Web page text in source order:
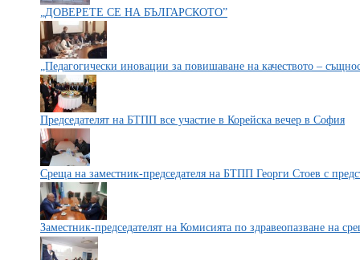
„ДОВЕРЕТЕ СЕ НА БЪЛГАРСКОТО”
„Педагогически иновации за повишаване на качеството –
Председателят на БТПП все участие в Корейска вечер в София
Среща на заместник-председателя на БТПП Георги Стоев с
Заместник-председателят на Комисията по здравеопазване на